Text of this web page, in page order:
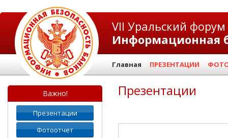
VII Уральский форум
Информационная
Главная ПРЕЗЕНТАЦИИ
Важно!
Презентации
Фотоотчет
Презентации